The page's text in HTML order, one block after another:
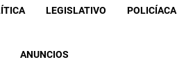
LEGISLATIVO POLICÍACA
ANUNCIOS